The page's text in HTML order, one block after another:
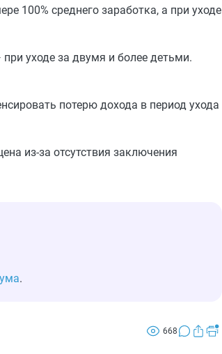
100% среднего заработка, а при уходе
уходе за двумя и более детьми.
потерю дохода в период ухода
из-за отсутствия заключения
.
668